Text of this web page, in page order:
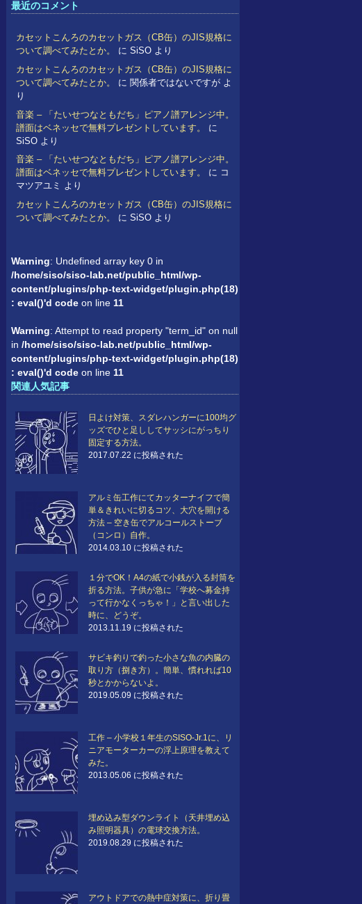
最近のコメント
カセットこんろのカセットガス（CB缶）のJIS規格に
ついて調べてみたとか。
に SiSO より
カセットこんろのカセットガス（CB缶）のJIS規格に
ついて調べてみたとか。
に 関係者ではないですが よ
り
音楽 – 「たいせつなともだち」ピアノ譜アレンジ中。
譜面はベネッセで無料プレゼントしています。
に
SiSO より
音楽 – 「たいせつなともだち」ピアノ譜アレンジ中。
譜面はベネッセで無料プレゼントしています。
に コ
マツアユミ より
カセットこんろのカセットガス（CB缶）のJIS規格に
ついて調べてみたとか。
に SiSO より
Warning: Undefined array key 0 in
/home/siso/siso-lab.net/public_html/wp-
content/plugins/php-text-widget/plugin.php(18)
: eval()'d code on line 11
Warning: Attempt to read property "term_id" on null
in /home/siso/siso-lab.net/public_html/wp-
content/plugins/php-text-widget/plugin.php(18)
: eval()'d code on line 11
関連人気記事
日よけ対策、スダレハンガーに100均グ
ッズでひと足ししてサッシにがっちり
固定する方法。
2017.07.22 に投稿された
アルミ缶工作にてカッターナイフで簡
単＆きれいに切るコツ、大穴を開ける
方法 – 空き缶でアルコールストーブ
（コンロ）自作。
2014.03.10 に投稿された
１分でOK！A4の紙で小銭が入る封筒を
折る方法。子供が急に「学校へ募金持
って行かなくっちゃ！」と言い出した
時に、どうぞ。
2013.11.19 に投稿された
サビキ釣りで釣った小さな魚の内臓の
取り方（捌き方）。簡単、慣れれば10
秒とかからないよ。
2019.05.09 に投稿された
工作 – 小学校１年生のSISO-Jr.1に、リ
ニアモーターカーの浮上原理を教えて
みた。
2013.05.06 に投稿された
埋め込み型ダウンライト（天井埋め込
み照明器具）の電球交換方法。
2019.08.29 に投稿された
アウトドアでの熱中症対策に、折り畳